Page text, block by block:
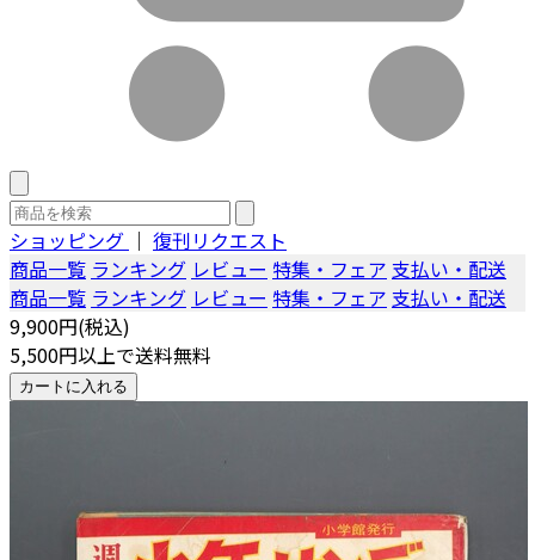
ショッピング ｜ 復刊リクエスト
商品一覧 ランキング レビュー 特集・フェア 支払い・配送
商品一覧 ランキング レビュー 特集・フェア 支払い・配送
9,900円(税込)
5,500円以上で送料無料
カートに入れる